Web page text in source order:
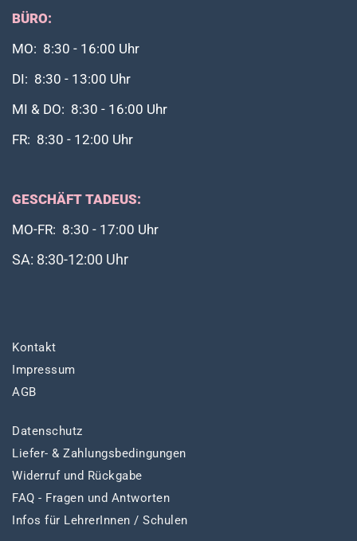
BÜRO:
MO: 8:30 - 16:00 Uhr
DI: 8:30 - 13:00 Uhr
MI & DO: 8:30 - 16:00 Uhr
FR: 8:30 - 12:00 Uhr
GESCHÄFT TADEUS:
MO-FR: 8:30 - 17:00 Uhr
SA: 8:30-12:00 Uhr
Kontakt
Impressum
AGB
Datenschutz
Liefer- & Zahlungsbedingungen
Widerruf und Rückgabe
FAQ - Fragen und Antworten
Infos für LehrerInnen / Schulen